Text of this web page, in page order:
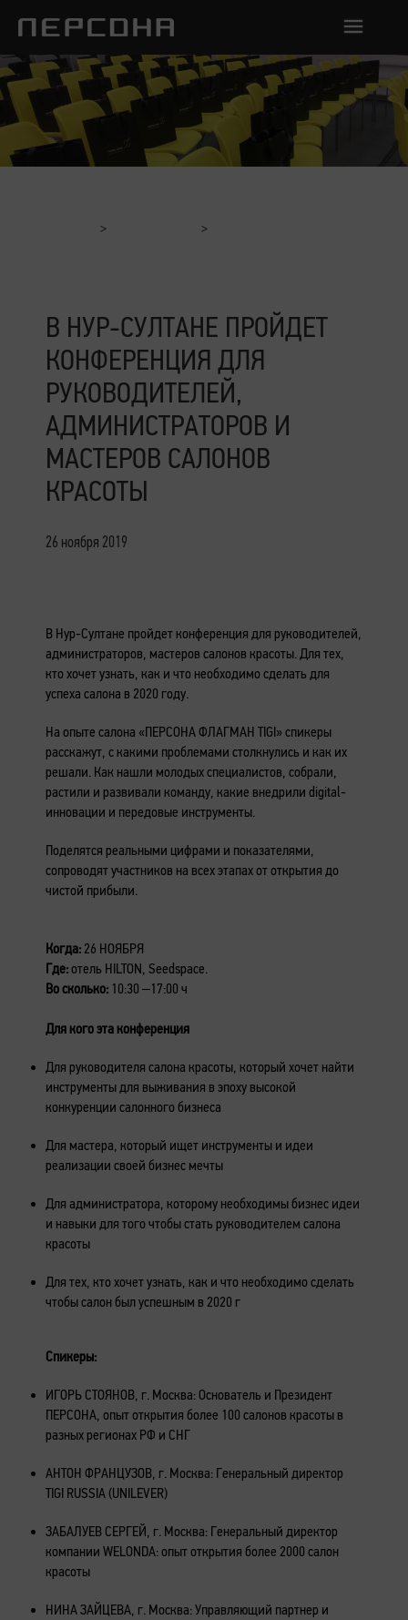
В НУР-СУЛТАНЕ ПРОЙДЕТ
КОНФЕРЕНЦИЯ ДЛЯ
РУКОВОДИТЕЛЕЙ,
АДМИНИСТРАТОРОВ И
МАСТЕРОВ САЛОНОВ
КРАСОТЫ
26 ноября 2019
В Нур-Султане пройдет конференция для руководителей,
администраторов, мастеров салонов красоты. Для тех,
кто хочет узнать, как и что необходимо сделать для
успеха салона в 2020 году.
На опыте салона «ПЕРСОНА ФЛАГМАН TIGI» спикеры
расскажут, с какими проблемами столкнулись и как их
решали. Как нашли молодых специалистов, собрали,
растили и развивали команду, какие внедрили digital-
инновации и передовые инструменты.
Поделятся реальными цифрами и показателями,
сопроводят участников на всех этапах от открытия до
чистой прибыли.
Когда: 26 НОЯБРЯ
Где:отель HILTON, Seedspace.
Во сколько: 10:30 –17:00 ч
Для кого эта конференция
Для руководителя салона красоты, который хочет найти
инструменты для выживания в эпоху высокой
конкуренции салонного бизнеса
Для мастера, который ищет инструменты и идеи
реализации своей бизнес мечты
Для администратора, которому необходимы бизнес идеи
и навыки для того чтобы стать руководителем салона
красоты
Для тех, кто хочет узнать, как и что необходимо сделать
чтобы салон был успешным в 2020 г
Спикеры:
ИГОРЬ СТОЯНОВ, г. Москва: Основатель и Президент
ПЕРСОНА, опыт открытия более 100 салонов красоты в
разных регионах РФ и СНГ
АНТОН ФРАНЦУЗОВ, г. Москва: Генеральный директор
TIGI RUSSIA (UNILEVER)
ЗАБАЛУЕВ СЕРГЕЙ, г. Москва: Генеральный директор
компании WELONDA: опыт открытия более 2000 салон
красоты
НИНА ЗАЙЦЕВА, г. Москва: Управляющий партнер и